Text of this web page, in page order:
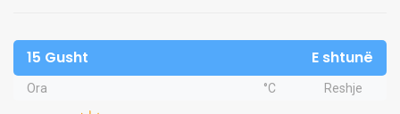
15 Gusht E shtunë
Ora °C Reshje